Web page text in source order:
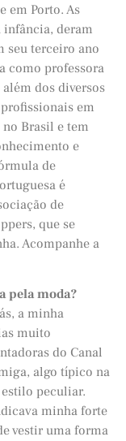
em Porto. As
deram
seu terceiro ano
como professora
dos diversos
em
Brasil e tem
e
de
é
de
que se
Acompanhe a
pela moda?
a minha
muito
do Canal
algo típico na
peculiar.
minha forte
vestir uma forma